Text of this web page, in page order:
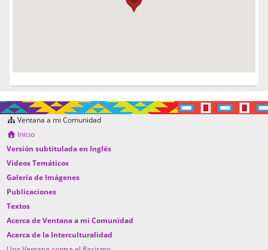
Ventana a mi Comunidad
Inicio
Versión subtitulada en Inglés
Videos Temáticos
Galería de Imágenes
Publicaciones
Textos
Acerca de Ventana a mi Comunidad
Acerca de la Interculturalidad